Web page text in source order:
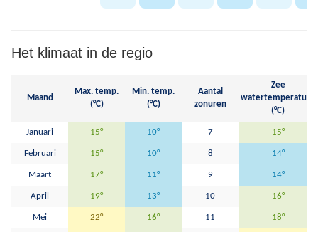
Het klimaat in de regio
Maand
Max. temp.
(°C)
Min. temp.
(°C)
Aantal
zonuren
Zee
watertemperatuur
(°C)
Januari 15° 10° 7 15°
Februari 15° 10° 8 14°
Maart 17° 11° 9 14°
April 19° 13° 10 16°
Mei 22° 16° 11 18°